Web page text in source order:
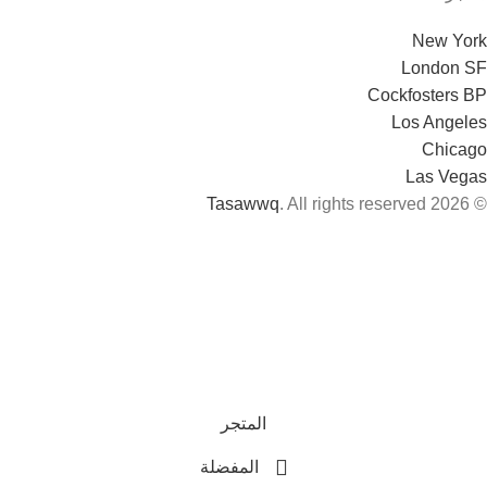
New York
London SF
Cockfosters BP
Los Angeles
Chicago
Las Vegas
© 2026
Tasawwq. All rights reserved
المتجر
المفضلة